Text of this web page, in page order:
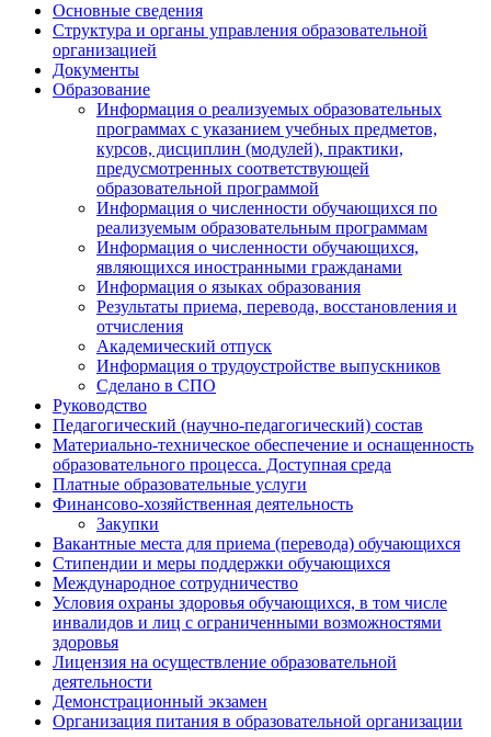
Основные сведения
Структура и органы управления образовательной
организацией
Документы
Образование
Информация о реализуемых образовательных
программах с указанием учебных предметов,
курсов, дисциплин (модулей), практики,
предусмотренных соответствующей
образовательной программой
Информация о численности обучающихся по
реализуемым образовательным программам
Информация о численности обучающихся,
являющихся иностранными гражданами
Информация о языках образования
Результаты приема, перевода, восстановления и
отчисления
Академический отпуск
Информация о трудоустройстве выпускников
Сделано в СПО
Руководство
Педагогический (научно-педагогический) состав
Материально-техническое обеспечение и оснащенность
образовательного процесса. Доступная среда
Платные образовательные услуги
Финансово-хозяйственная деятельность
Закупки
Вакантные места для приема (перевода) обучающихся
Стипендии и меры поддержки обучающихся
Международное сотрудничество
Условия охраны здоровья обучающихся, в том числе
инвалидов и лиц с ограниченными возможностями
здоровья
Лицензия на осуществление образовательной
деятельности
Демонстрационный экзамен
Организация питания в образовательной организации